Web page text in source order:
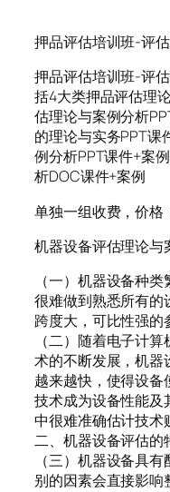
押品评估培训班-评
押品评估培训班-评
括4大类押品评估理
估理论与案例分析
的理论与实务PPT课
例分析PPT课件+案
析DOC课件+案例
单独一组收费，价格
机器设备评估理论与
（一）机器设备种
很难做到熟悉所有的
跨度大，可比性强的
（二）随着电子计
术的不断发展，机
越来越快，使得设备
技术成为设备性能
中很难准确估计技术
二、机器设备评估的
（三）机器设备具
别的因素会直接影